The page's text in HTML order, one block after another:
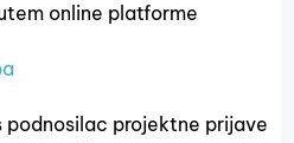
online platforme
podnosilac projektne prijave